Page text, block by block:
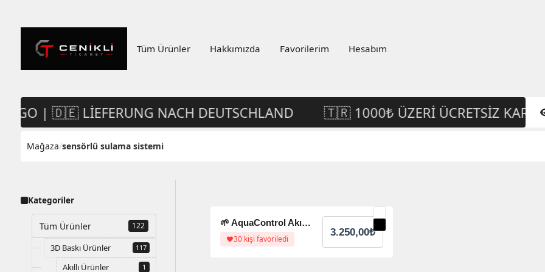
Tüm Ürünler Hakkımızda Favorilerim Hesabım
| 🇩🇪 LIEFERUNG NACH DEUTSCHLAND 🇹🇷 1000₺ ÜZERI ÜCRETSIZ KARGO
Mağaza/sensörlü sulama sistemi
Kategoriler
Tüm Ürünler 122
3D Baskı Ürünler 117
Akıllı Ürünler 1
🌱 AquaControl Akıllı Otomatik Bitki Sulama Sistemi
30 kişi favoriledi
3.250,00₺